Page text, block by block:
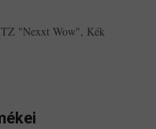
"Nexxt Wow", Kék